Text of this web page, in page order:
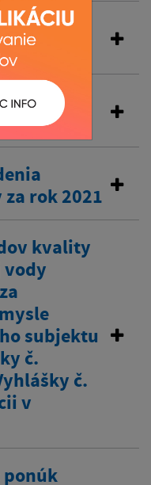
za
rok 2021
kvality
vody
subjektu
č.
č.
v
ponúk